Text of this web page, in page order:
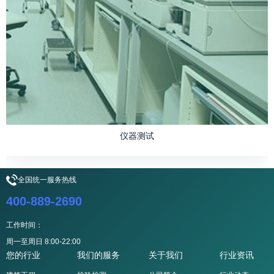
仪器测试
全国统一服务热线
400-889-2690
工作时间：
周一至周日 8:00-22:00
您的行业 我们的服务 关于我们 行业资讯